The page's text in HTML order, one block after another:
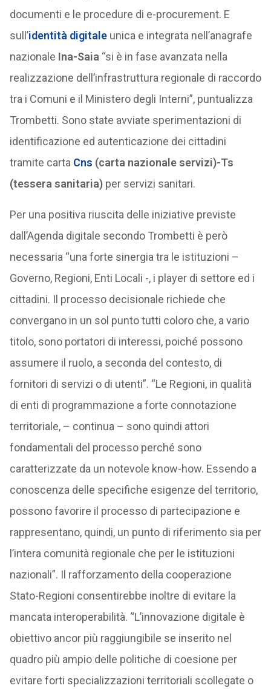
documenti e le procedure di e-procurement. E
sull’identità digitaleunica e integrata nell’anagrafe
nazionale Ina-Saia “si è in fase avanzata nella
realizzazione dell’infrastruttura regionale di raccordo
tra i Comuni e il Ministero degli Interni”, puntualizza
Trombetti. Sono state avviate sperimentazioni di
identificazione ed autenticazione dei cittadini
tramite carta Cns (carta nazionale servizi)-Ts
(tessera sanitaria)per servizi sanitari.
Per una positiva riuscita delle iniziative previste
dall’Agenda digitale secondo Trombetti è però
necessaria “una forte sinergia tra le istituzioni –
Governo, Regioni, Enti Locali -, i player di settore ed i
cittadini. Il processo decisionale richiede che
convergano in un sol punto tutti coloro che, a vario
titolo, sono portatori di interessi, poiché possono
assumere il ruolo, a seconda del contesto, di
fornitori di servizi o di utenti”. “Le Regioni, in qualità
di enti di programmazione a forte connotazione
territoriale, – continua – sono quindi attori
fondamentali del processo perché sono
caratterizzate da un notevole know-how. Essendo a
conoscenza delle specifiche esigenze del territorio,
possono favorire il processo di partecipazione e
rappresentano, quindi, un punto di riferimento sia per
l’intera comunità regionale che per le istituzioni
nazionali”. Il rafforzamento della cooperazione
Stato-Regioni consentirebbe inoltre di evitare la
mancata interoperabilità. “L’innovazione digitale è
obiettivo ancor più raggiungibile se inserito nel
quadro più ampio delle politiche di coesione per
evitare forti specializzazioni territoriali scollegate o